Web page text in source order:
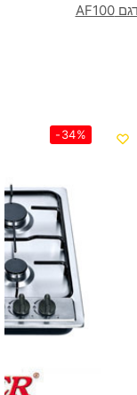
-34%